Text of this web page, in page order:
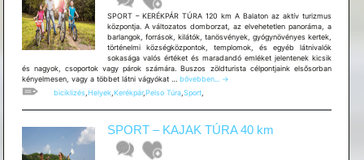
SPORT – KERÉKPÁR TÚRA 120 km A Balaton az aktív turizmus
központja. A változatos domborzat, az elvehetetlen panoráma, a
barlangok, források, kilátók, tanösvények, gyógynövényes kertek,
történelmi községközpontok, templomok, és egyéb látnivalók
sokasága valós értéket és maradandó emléket jelentenek kicsik
és nagyok, csoportok vagy párok számára. Buszos zöldturista célpontjaink elsősorban
kényelmesen, vagy a többet látni vágyókat … SPORT
KERÉKPÁR
TÚRA
km
bővebben...
→
biciklizés, Helyek, Kerékpár,Pelso Túra, Sport,
SPORT – KAJAK TÚRA 40 km